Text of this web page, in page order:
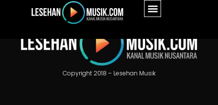
Copyright 2018 – Lesehan Musik